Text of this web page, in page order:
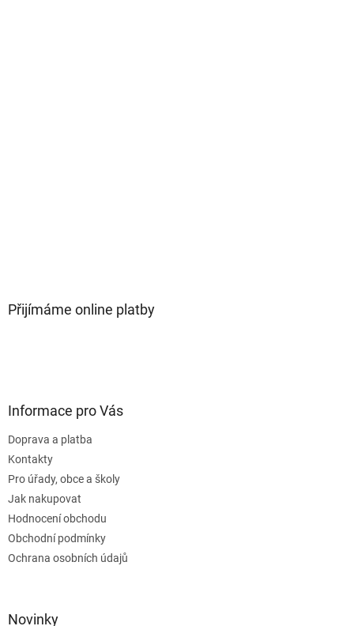
Přijímáme online platby
Informace pro Vás
Doprava a platba
Kontakty
Pro úřady, obce a školy
Jak nakupovat
Hodnocení obchodu
Obchodní podmínky
Ochrana osobních údajů
Novinky